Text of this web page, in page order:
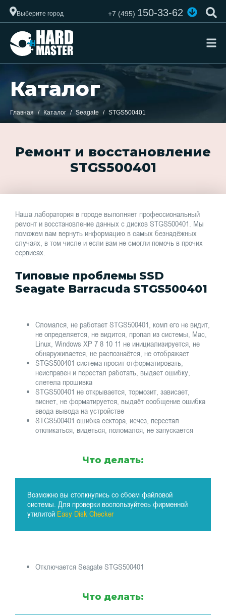
Выберите город +7 (495)150-33-62
Каталог
Главная Каталог Seagate STGS500401
Ремонт и восстановление
STGS500401
Наша лаборатория в городе выполняет профессиональный
ремонт и восстановление данных с дисков STGS500401. Мы
поможем вам вернуть информацию в самых безнадёжных
случаях, в том числе и если вам не смогли помочь в прочих
сервисах.
Типовые проблемы SSD
Seagate Barracuda STGS500401
Сломался, не работает STGS500401, комп его не видит,
не определяется, не видится, пропал из системы, Mac,
Linux, Windows XP 7 8 10 11 не инициализируется, не
обнаруживается, не распознаётся, не отображает
STGS500401 система просит отформатировать,
неисправен и перестал работать, выдает ошибку,
слетела прошивка
STGS500401 не открывается, тормозит, зависает,
виснет, не форматируется, выдаёт сообщение ошибка
ввода вывода на устройстве
STGS500401 ошибка сектора, исчез, перестал
откликаться, видеться, поломался, не запускается
Что делать:
Возможно вы столкнулись со сбоем файловой
системы. Для проверки воспользуйтесь фирменной
утилитой Easy Disk Checker
Отключается Seagate STGS500401
Что делать: